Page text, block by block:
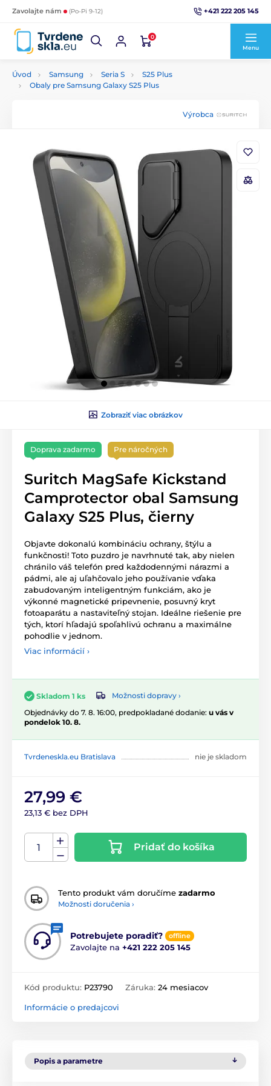
Zavolajte nám (Po-Pi 9-12) +421 222 205 145
0
Menu
Úvod Samsung Seria S
S25 Plus
Obaly pre Samsung Galaxy S25 Plus
Výrobca
Zobraziť viac obrázkov
Doprava zadarmo Pre náročných
Suritch MagSafe Kickstand
Camprotector obal Samsung
Galaxy S25 Plus, čierny
Objavte dokonalú kombináciu ochrany, štýlu a
funkčnosti! Toto puzdro je navrhnuté tak, aby nielen
chránilo váš telefón pred každodennými nárazmi a
pádmi, ale aj uľahčovalo jeho používanie vďaka
zabudovaným inteligentným funkciám, ako je
výkonné magnetické pripevnenie, posuvný kryt
fotoaparátu a nastaviteľný stojan. Ideálne riešenie pre
tých, ktorí hľadajú spoľahlivú ochranu a maximálne
pohodlie v jednom.
Viac informácií ›
Skladom 1 ks
Možnosti dopravy ›
Objednávky do 7. 8. 16:00, predpokladané dodanie: u vás v
pondelok 10. 8.
Tvrdeneskla.eu Bratislava nie je skladom
27,99 €
23,13 € bez DPH
Pridať do košíka
Tento produkt vám doručíme zadarmo
Možnosti doručenia ›
Potrebujete poradiť? offline
Zavolajte na +421 222 205 145
Kód produktu: P23790 Záruka: 24 mesiacov
Informácie o predajcovi
Popis a parametre